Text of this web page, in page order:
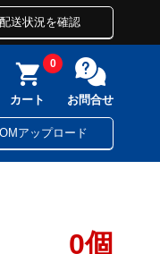
配送状況を確認
カート
0
お問合せ
アップロード
0個